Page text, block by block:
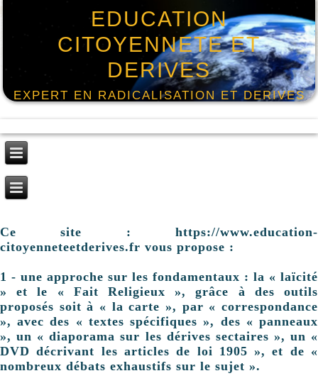
EDUCATION
CITOYENNETE ET
DERIVES
EXPERT EN RADICALISATION ET DERIVES
Ce site : https://www.education-
citoyenneteetderives.fr vous propose :
1 - une approche sur les fondamentaux : la « laïcité
» et le « Fait Religieux », grâce à des outils
proposés soit à « la carte », par « correspondance
», avec des « textes spécifiques », des « panneaux
», un « diaporama sur les dérives sectaires », un «
DVD décrivant les articles de loi 1905 », et de «
nombreux débats exhaustifs sur le sujet ».